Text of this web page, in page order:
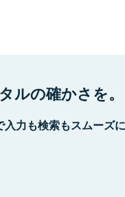
ルの確かさを。
入力も検索もスムーズ